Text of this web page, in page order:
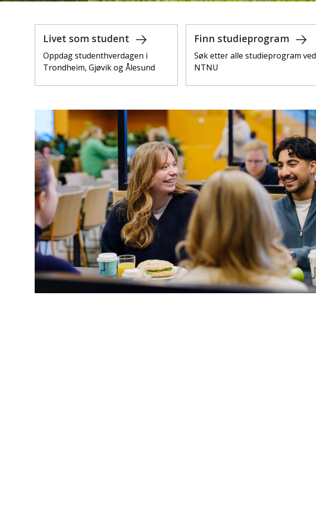
Livet som student
Oppdag studenthverdagen i
Trondheim, Gjøvik og Ålesund
Finn studieprogram
Søk etter alle studieprogram ved
NTNU